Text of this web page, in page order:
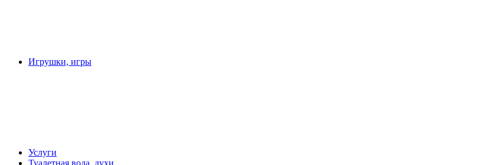
Игрушки, игры
Услуги
Туалетная вода, духи